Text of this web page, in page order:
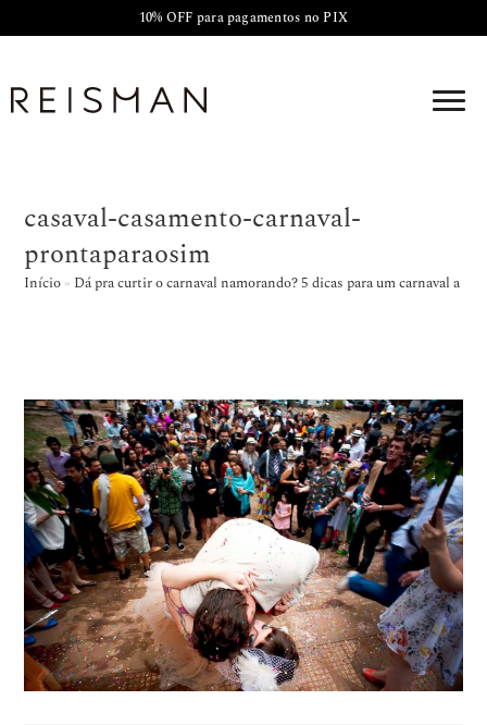
10% OFF para pagamentos no PIX
casaval-casamento-carnaval-
prontaparaosim
Início » Dá pra curtir o carnaval namorando? 5 dicas para um carnaval a